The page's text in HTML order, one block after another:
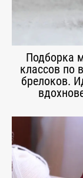
Подборка
классов по
брелоков.